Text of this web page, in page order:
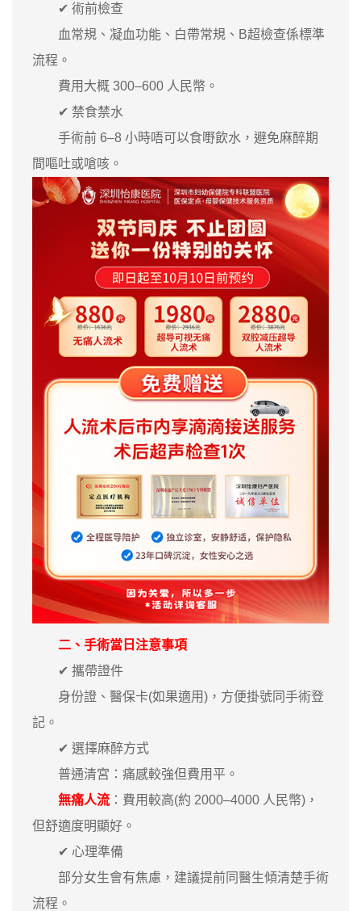
✔ 術前檢查
血常規、凝血功能、白帶常規、B超檢查係標準
流程。
費用大概 300–600 人民幣。
✔ 禁食禁水
手術前 6–8 小時唔可以食嘢飲水，避免麻醉期
間嘔吐或嗆咳。
二、手術當日注意事項
✔ 攜帶證件
身份證、醫保卡(如果適用)，方便掛號同手術登
記。
✔ 選擇麻醉方式
普通清宮：痛感較強但費用平。
無痛人流 ：費用較高(約 2000–4000 人民幣)，
但舒適度明顯好。
✔ 心理準備
部分女生會有焦慮，建議提前同醫生傾清楚手術
流程。